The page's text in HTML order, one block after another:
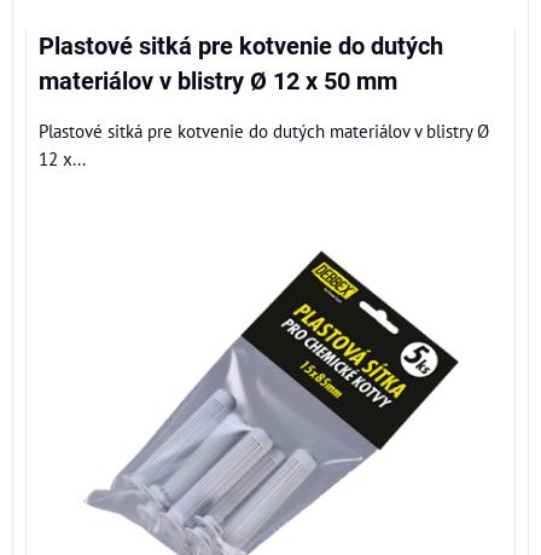
Plastové sitká pre kotvenie do dutých
materiálov v blistry Ø 12 x 50 mm
Plastové sitká pre kotvenie do dutých materiálov v blistry Ø
12 x...